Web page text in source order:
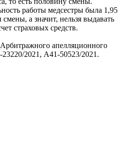
работы медсестры была 1,95
а значит, нельзя выдавать
страховых средств.
апелляционного
2021, А41-50523/2021.